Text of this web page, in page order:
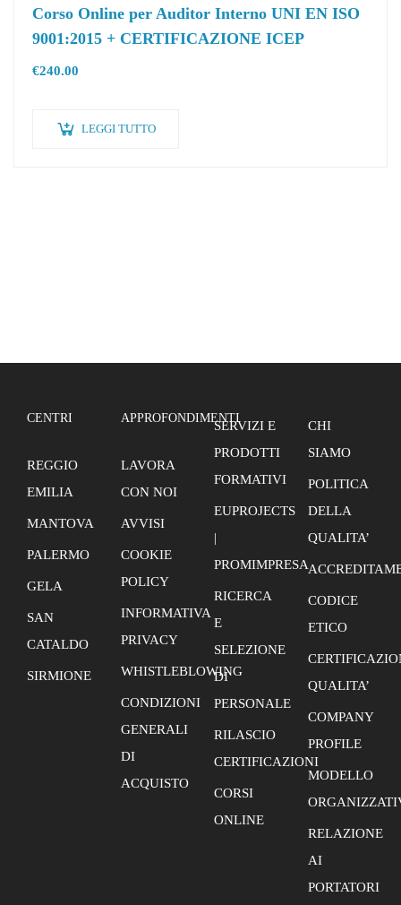
Corso Online per Auditor Interno UNI EN ISO
9001:2015 + CERTIFICAZIONE ICEP
€240.00
LEGGI TUTTO
CENTRI
REGGIO
EMILIA
MANTOVA
PALERMO
GELA
SAN
CATALDO
SIRMIONE
APPROFONDIMENTI
LAVORA
CON NOI
AVVISI
COOKIE
POLICY
INFORMATIVA
PRIVACY
WHISTLEBLOWING
CONDIZIONI
GENERALI
DI
ACQUISTO
SERVIZI E
PRODOTTI
FORMATIVI
EUPROJECTS
|
PROMIMPRESA
RICERCA
E
SELEZIONE
DI
PERSONALE
RILASCIO
CERTIFICAZIONI
CORSI
ONLINE
CHI
SIAMO
POLITICA
DELLA
QUALITA’
CODICE
ETICO
QUALITA’
COMPANY
PROFILE
MODELLO
RELAZIONE
AI
PORTATORI